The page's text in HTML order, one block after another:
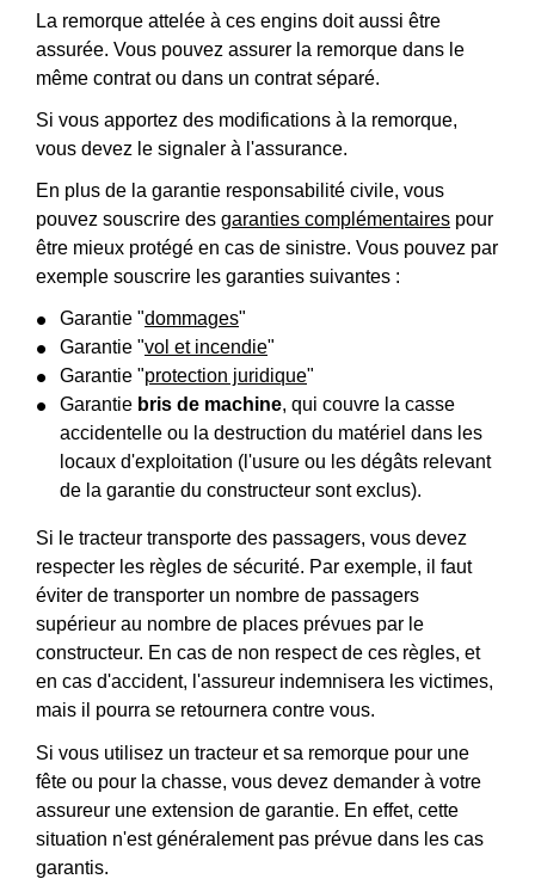
La remorque attelée à ces engins doit aussi être
assurée. Vous pouvez assurer la remorque dans le
même contrat ou dans un contrat séparé.
Si vous apportez des modifications à la remorque,
vous devez le signaler à l'assurance.
En plus de la garantie responsabilité civile, vous
pouvez souscrire des garanties complémentaires pour
être mieux protégé en cas de sinistre. Vous pouvez par
exemple souscrire les garanties suivantes :
Garantie "dommages"
Garantie "vol et incendie"
Garantie "protection juridique"
Garantie bris de machine, qui couvre la casse
accidentelle ou la destruction du matériel dans les
locaux d'exploitation (l'usure ou les dégâts relevant
de la garantie du constructeur sont exclus).
Si le tracteur transporte des passagers, vous devez
respecter les règles de sécurité. Par exemple, il faut
éviter de transporter un nombre de passagers
supérieur au nombre de places prévues par le
constructeur. En cas de non respect de ces règles, et
en cas d'accident, l'assureur indemnisera les victimes,
mais il pourra se retournera contre vous.
Si vous utilisez un tracteur et sa remorque pour une
fête ou pour la chasse, vous devez demander à votre
assureur une extension de garantie. En effet, cette
situation n'est généralement pas prévue dans les cas
garantis.